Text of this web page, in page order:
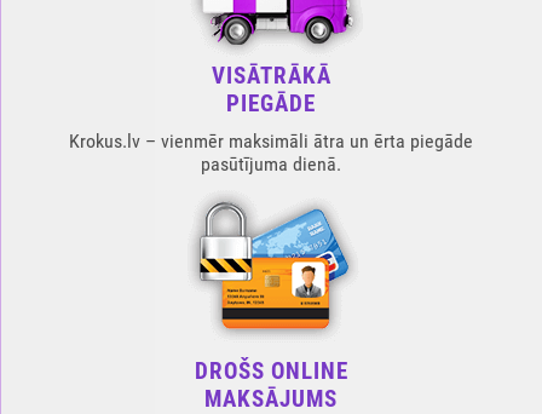
VISĀTRĀKĀ
PIEGĀDE
Krokus.lv – vienmēr maksimāli ātra un ērta piegāde
pasūtījuma dienā.
DROŠS ONLINE
MAKSĀJUMS